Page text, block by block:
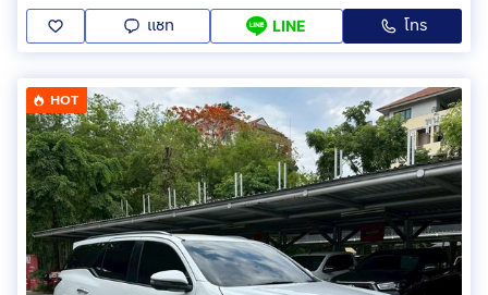
แชท LINE โทร
HOT